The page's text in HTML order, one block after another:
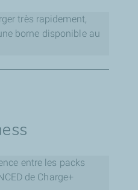
très rapidement,
borne disponible au
entre les packs
de Charge+